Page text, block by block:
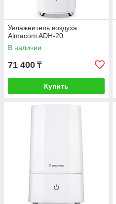
Увлажнитель воздуха
Almacom ADH-20
В наличии
71 400 ₸
Купить